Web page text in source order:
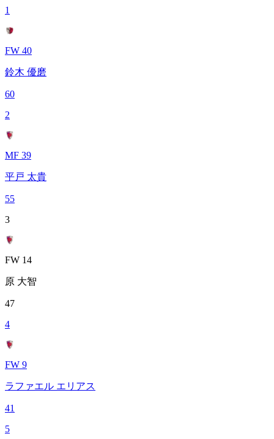
1
FW 40
鈴木 優磨
60
2
MF 39
平戸 太貴
55
3
FW 14
原 大智
47
4
FW 9
ラファエル エリアス
41
5